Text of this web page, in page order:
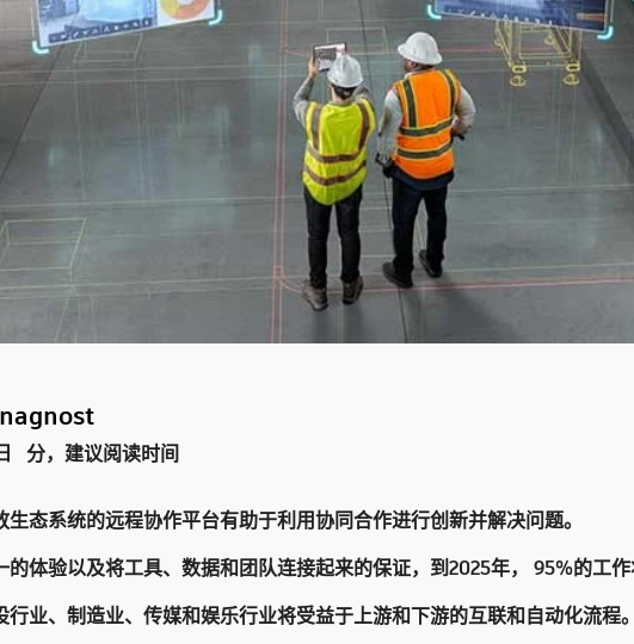
分，建议阅读时间
生态系统的远程协作平台有助于利用协同合作进行创新并解决问题。
的体验以及将工具、数据和团队连接起来的保证，到2025年， 95%的工
行业、制造业、传媒和娱乐行业将受益于上游和下游的互联和自动化流程